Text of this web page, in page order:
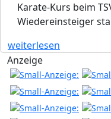
Karate-Kurs beim
Wiedereinsteiger
weiterlesen
Anzeige